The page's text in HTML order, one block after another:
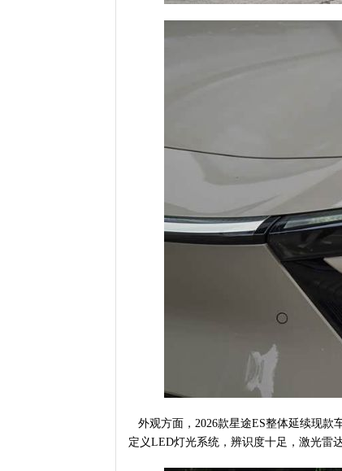
外观方面，2026款星途ES整体延续现款
定义LED灯光系统，辨识度十足，激光雷